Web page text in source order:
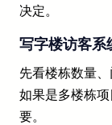
决定。
写字楼访客系
先看楼栋数量
如果是多楼栋
要。